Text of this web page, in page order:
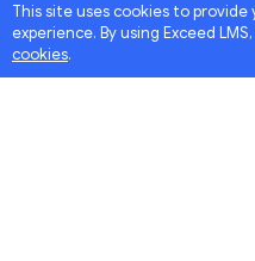
This site uses cookies to
experience. By using Exceed
cookies.